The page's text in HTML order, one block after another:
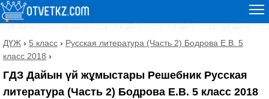
ДҮЖ › 5 класс › Русская литература (Часть 2) Бодрова Е.В. 5
класс 2018 ›
ГДЗ Дайын үй жұмыстары Решебник Русская
литература (Часть 2) Бодрова Е.В. 5 класс 2018